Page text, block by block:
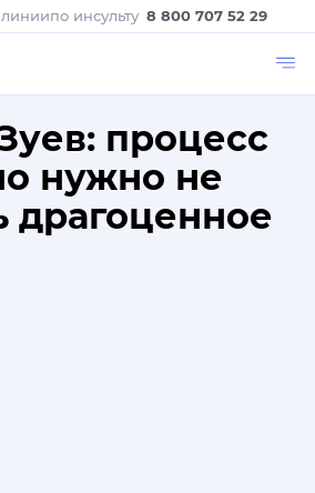
по инсульту 8 800 707 52 29
процесс
нужно не
драгоценное